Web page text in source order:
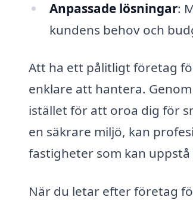
Anpassade lösningar:
kundens behov och
Att ha ett pålitligt företag
enklare att hantera.
istället för att oroa dig för
en säkrare miljö, kan
fastigheter som kan
När du letar efter företag